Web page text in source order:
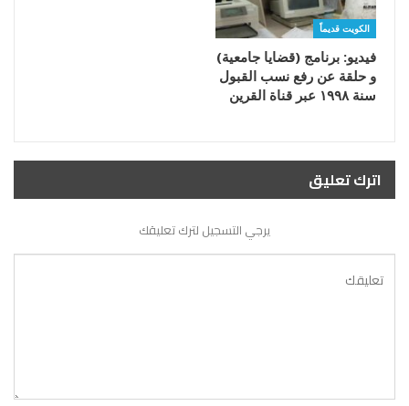
الكويت قديماً
فيديو: برنامج (قضايا جامعية)
و حلقة عن رفع نسب القبول
سنة ١٩٩٨ عبر قناة القرين
اترك تعليق
يرجي التسجيل لترك تعليقك